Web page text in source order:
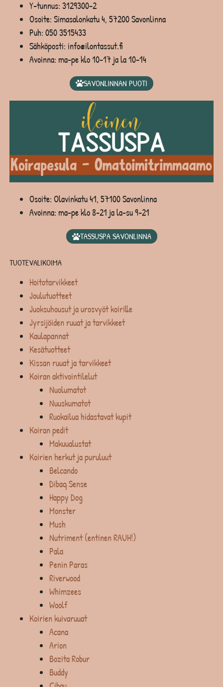
Y-tunnus: 3129300-2
Osoite: Simasalonkatu 4, 57200 Savonlinna
Puh: 050 3515433
Sähköposti: info@ilontassut.fi
Avoinna: ma-pe klo 10-17 ja la 10-14
SAVONLINNAN PUOTI
Osoite: Olavinkatu 41, 57100 Savonlinna
Avoinna: ma-pe klo 8-21 ja la-su 9-21
TASSUSPA SAVONLINNA
TUOTEVALIKOIMA
Hoitotarvikkeet
Joulutuotteet
Juoksuhousut ja urosvyöt koirille
Jyrsijöiden ruuat ja tarvikkeet
Kaulapannat
Kesätuotteet
Kissan ruuat ja tarvikkeet
Koiran aktivointilelut
Nuolumatot
Nuuskumatot
Ruokailua hidastavat kupit
Koiran pedit
Makuualustat
Koirien herkut ja puruluut
Belcando
Dibaq Sense
Happy Dog
Monster
Mush
Nutriment (entinen RAUH!)
Pala
Penin Paras
Riverwood
Whimzees
Woolf
Koirien kuivaruuat
Acana
Arion
Bozita Robur
Buddy